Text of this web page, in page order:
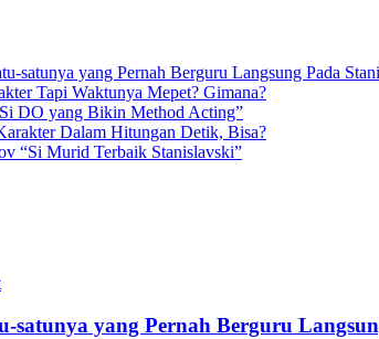
satunya yang Pernah Berguru Langsung Pada
Tapi Waktunya Mepet? Gimana?
DO yang Bikin Method Acting”
Dalam Hitungan Detik, Bisa?
“Si Murid Terbaik Stanislavski”
satunya yang Pernah Berguru